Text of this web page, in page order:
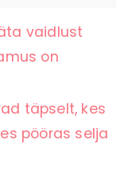
vaidlust
on
täpselt, kes
pööras selja